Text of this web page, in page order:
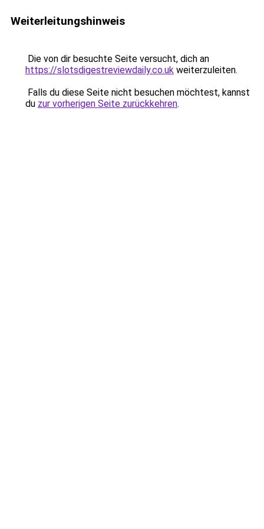
Weiterleitungshinweis
Die von dir besuchte Seite versucht, dich an
https://slotsdigestreviewdaily.co.uk weiterzuleiten.
Falls du diese Seite nicht besuchen möchtest, kannst
du zur vorherigen Seite zurückkehren.